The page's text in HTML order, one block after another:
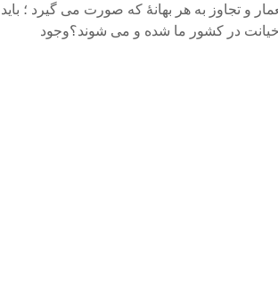
و تجاوز به هر بهانهٔ که صورت می گیرد ؛
در کشور ما شده و می شوند؟وجود